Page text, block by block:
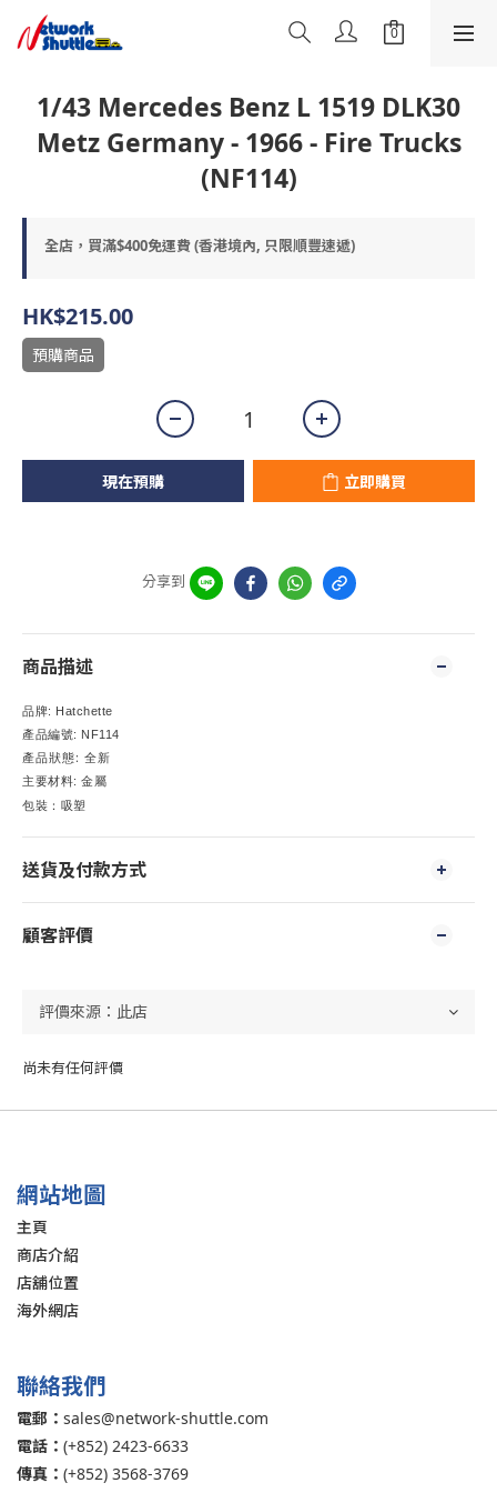
1/43 Mercedes Benz L 1519 DLK30
Metz Germany - 1966 - Fire Trucks
(NF114)
全店，買滿$400免運費 (香港境內, 只限順豐速遞)
HK$215.00
預購商品
現在預購 立即購買
分享到
商品描述
品牌: Hatchette
產品編號: NF114
產品狀態: 全新
主要材料: 金屬
包裝：吸塑
送貨及付款方式
顧客評價
尚未有任何評價
網站地圖
主頁
商店介紹
店舖位置
海外網店
聯絡我們
電郵： sales@network-shuttle.com
電話： (+852) 2423-6633
傳真： (+852) 3568-3769